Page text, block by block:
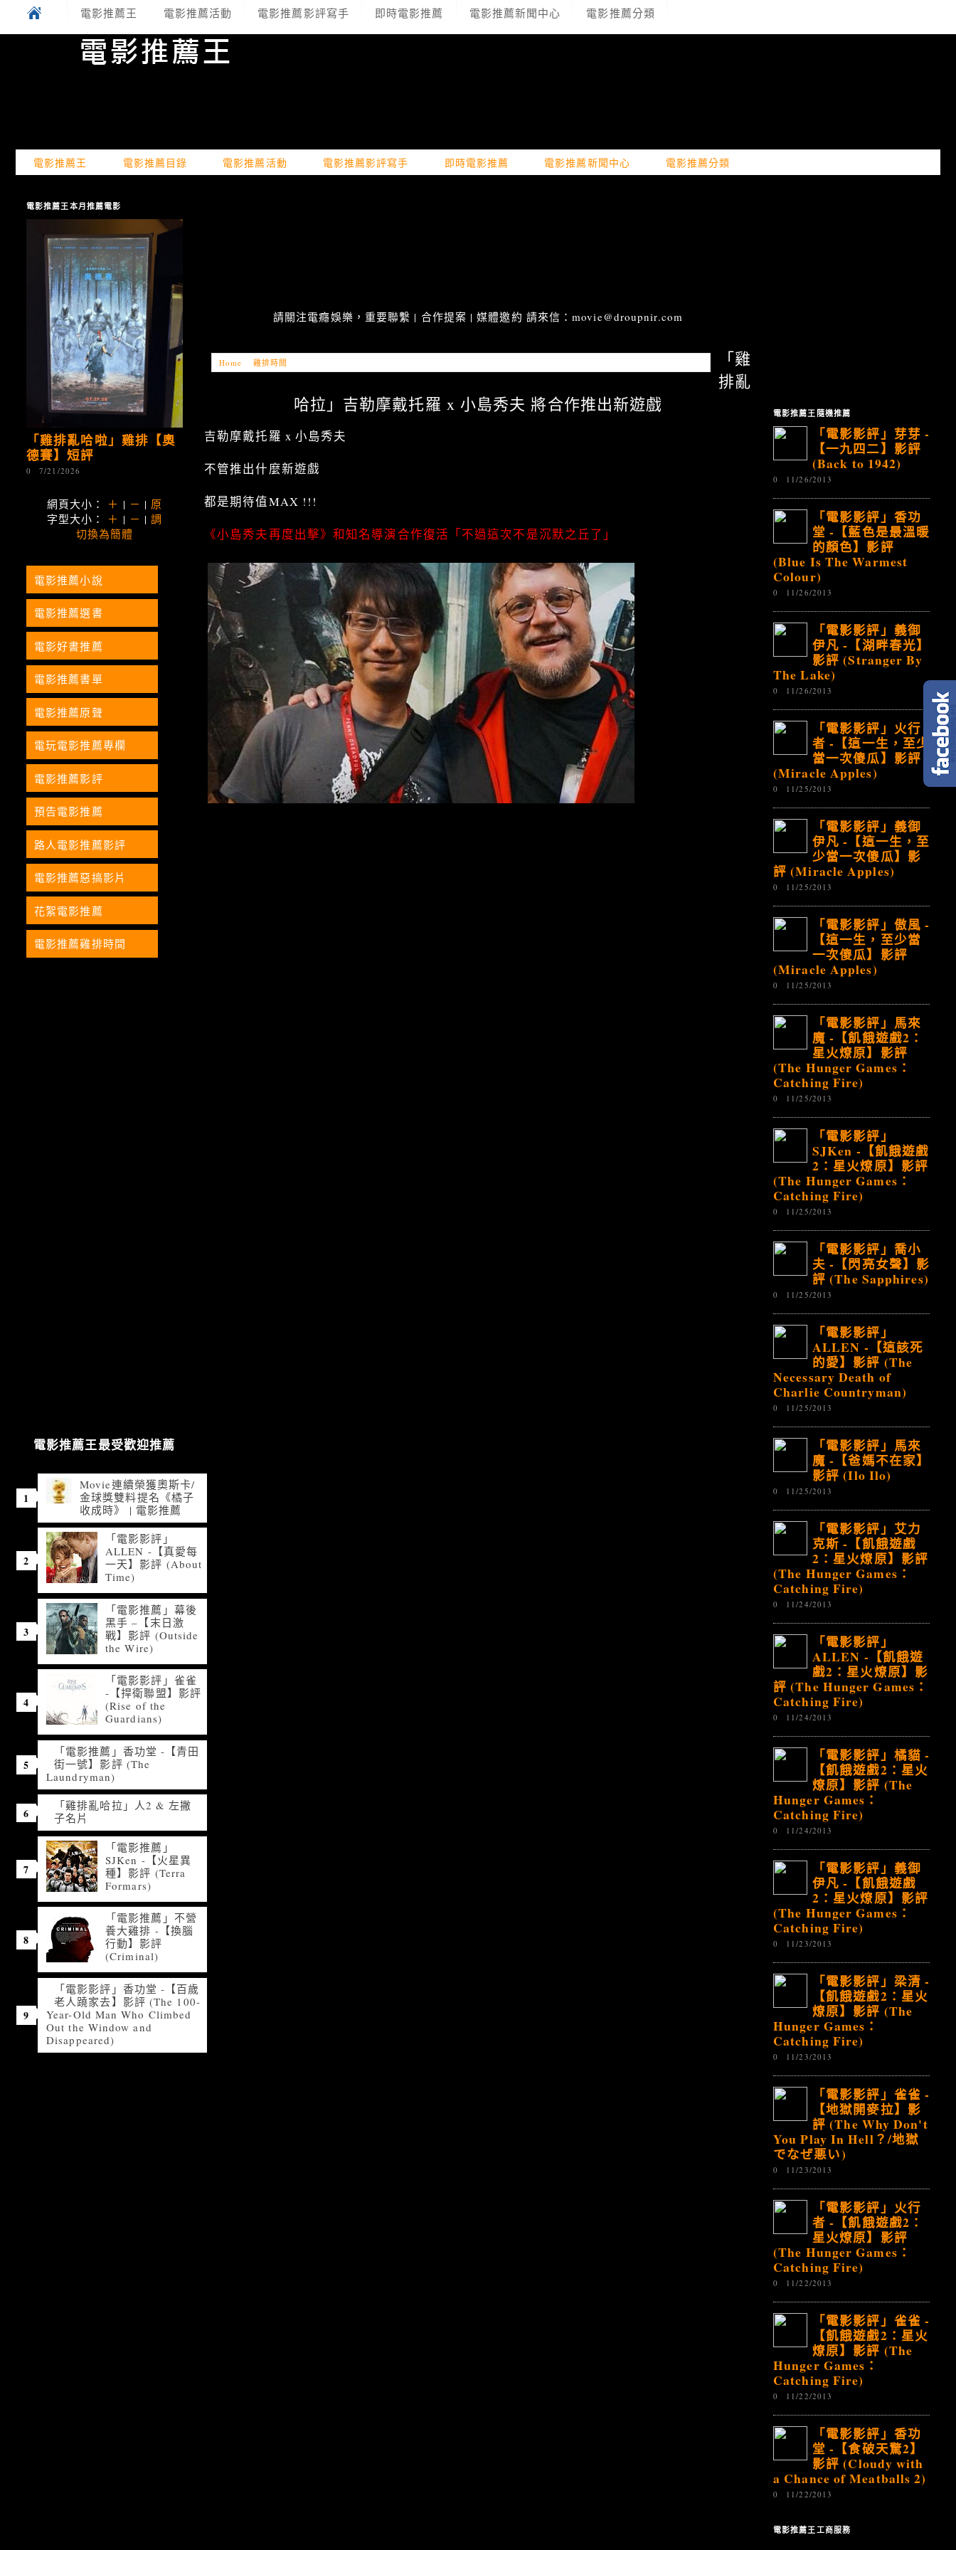
電影推薦王 電影推薦活動 電影推薦影評寫手 即時電影推薦 電影推薦新聞中心 電影推薦分類
電影推薦王 電影推薦目錄 電影推薦活動 電影推薦影評寫手 即時電影推薦 電影推薦新聞中心 電影推薦分類
請關注電癮娛樂，重要聯繫 | 合作提案 | 媒體邀約 請來信：movie@droupnir.com
Home 雞排時間
「雞
排亂
哈拉」吉勒摩戴托羅 x 小島秀夫 將合作推出新遊戲
吉勒摩戴托羅 x 小島秀夫
不管推出什麼新遊戲
都是期待值MAX !!!
《小島秀夫再度出擊》和知名導演合作復活「不過這次不是沉默之丘了」
電影推薦王本月推薦電影
「雞排亂哈啦」雞排【奧
德賽】短評
0 7/21/2026
網頁大小： ＋ | － | 原
字型大小： ＋ | － |調
切換為簡體
電影推薦小說
電影推薦選書
電影好書推薦
電影推薦書單
電影推薦原聲
電玩電影推薦專欄
電影推薦影評
預告電影推薦
路人電影推薦影評
電影推薦惡搞影片
花絮電影推薦
電影推薦雞排時間
電影推薦王最受歡迎推薦
Movie連續榮獲奧斯卡/
金球獎雙料提名《橘子
收成時》 | 電影推薦
「電影影評」
ALLEN -【真愛每
一天】影評 (About
Time)
「電影推薦」幕後
黑手 –【末日激
戰】影評 (Outside
the Wire)
「電影影評」雀雀
-【捍衛聯盟】影評
(Rise of the
Guardians)
「電影推薦」香功堂 -【青田
街一號】影評 (The
Laundryman)
「雞排亂哈拉」人2 & 左撇
子名片
「電影推薦」
SJKen -【火星異
種】影評 (Terra
Formars)
「電影推薦」不營
養大雞排 -【換腦
行動】影評
(Criminal)
「電影影評」香功堂 -【百歲
老人蹺家去】影評 (The 100-
Year-Old Man Who Climbed
Out the Window and
Disappeared)
電影推薦王隨機推薦
「電影影評」芽芽 -
【一九四二】影評
(Back to 1942)
0 11/26/2013
「電影影評」香功
堂 -【藍色是最溫暖
的顏色】影評
(Blue Is The Warmest
Colour)
0 11/26/2013
「電影影評」義御
伊凡 -【湖畔春光】
影評 (Stranger By
The Lake)
0 11/26/2013
「電影影評」火行
者 -【這一生，至少
當一次傻瓜】影評
(Miracle Apples)
0 11/25/2013
「電影影評」義御
伊凡 -【這一生，至
少當一次傻瓜】影
評 (Miracle Apples)
0 11/25/2013
「電影影評」傲風 -
【這一生，至少當
一次傻瓜】影評
(Miracle Apples)
0 11/25/2013
「電影影評」馬來
魔 -【飢餓遊戲2：
星火燎原】影評
(The Hunger Games：
Catching Fire)
0 11/25/2013
「電影影評」
SJKen -【飢餓遊戲
2：星火燎原】影評
(The Hunger Games：
Catching Fire)
0 11/25/2013
「電影影評」喬小
夫 -【閃亮女聲】影
評 (The Sapphires)
0 11/25/2013
「電影影評」
ALLEN -【這該死
的愛】影評 (The
Necessary Death of
Charlie Countryman)
0 11/25/2013
「電影影評」馬來
魔 -【爸媽不在家】
影評 (Ilo Ilo)
0 11/25/2013
「電影影評」艾力
克斯 -【飢餓遊戲
2：星火燎原】影評
(The Hunger Games：
Catching Fire)
0 11/24/2013
「電影影評」
ALLEN -【飢餓遊
戲2：星火燎原】影
評 (The Hunger Games：
Catching Fire)
0 11/24/2013
「電影影評」橘貓 -
【飢餓遊戲2：星火
燎原】影評 (The
Hunger Games：
Catching Fire)
0 11/24/2013
「電影影評」義御
伊凡 -【飢餓遊戲
2：星火燎原】影評
(The Hunger Games：
Catching Fire)
0 11/23/2013
「電影影評」梁清 -
【飢餓遊戲2：星火
燎原】影評 (The
Hunger Games：
Catching Fire)
0 11/23/2013
「電影影評」雀雀 -
【地獄開麥拉】影
評 (The Why Don't
You Play In Hell？/地獄
でなぜ悪い)
0 11/23/2013
「電影影評」火行
者 -【飢餓遊戲2：
星火燎原】影評
(The Hunger Games：
Catching Fire)
0 11/22/2013
「電影影評」雀雀 -
【飢餓遊戲2：星火
燎原】影評 (The
Hunger Games：
Catching Fire)
0 11/22/2013
「電影影評」香功
堂 -【食破天驚2】
影評 (Cloudy with
a Chance of Meatballs 2)
0 11/22/2013
電影推薦王工商服務